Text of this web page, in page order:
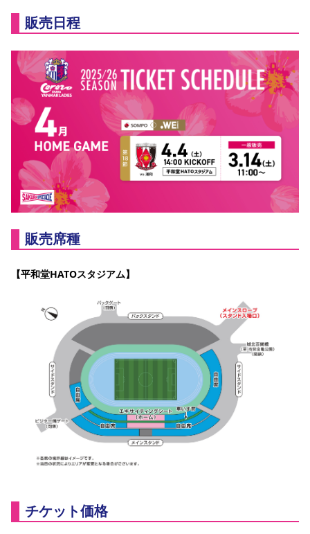
販売日程
販売席種
【平和堂HATOスタジアム】
チケット価格